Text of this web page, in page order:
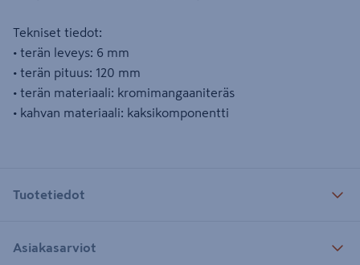
Tekniset tiedot:
• terän leveys: 6 mm
• terän pituus: 120 mm
• terän materiaali: kromimangaaniteräs
• kahvan materiaali: kaksikomponentti
Tuotetiedot
Asiakasarviot